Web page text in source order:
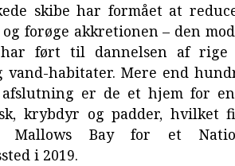
skibe har formået at
forøge akkretionen – den
ført til dannelsen af rige
vand-habitater. Mere end
er de et hjem for
krybdyr og padder, hvilket
Mallows Bay for et
i 2019.